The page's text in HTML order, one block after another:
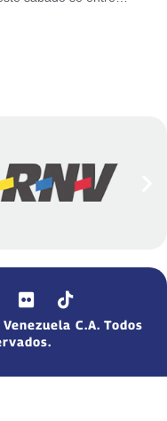
C.A. Todos